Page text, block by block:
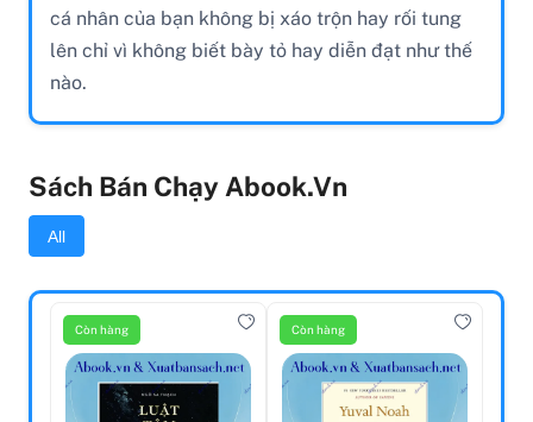
cá nhân của bạn không bị xáo trộn hay rối tung
lên chỉ vì không biết bày tỏ hay diễn đạt như thế
nào.
Sách Bán Chạy Abook.vn
All
Còn hàng Còn hàng